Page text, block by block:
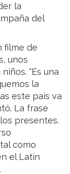
la
del
filme de
unos
“Es una
la
este país va
La frase
presentes.
como
el Latin